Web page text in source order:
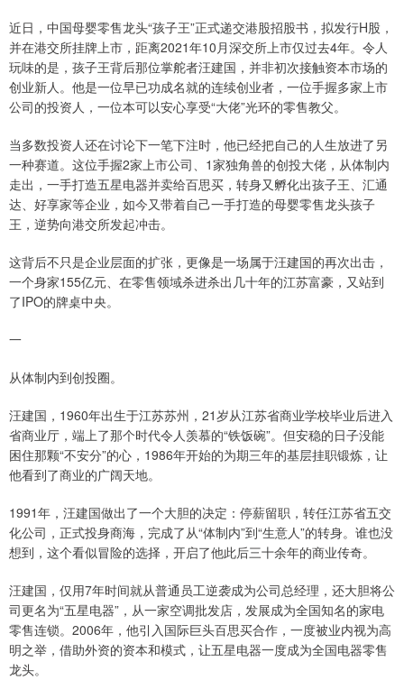
近日，中国母婴零售龙头“孩子王”正式递交港股招股书，拟发行H股，
并在港交所挂牌上市，距离2021年10月深交所上市仅过去4年。令人
玩味的是，孩子王背后那位掌舵者汪建国，并非初次接触资本市场的
创业新人。他是一位早已功成名就的连续创业者，一位手握多家上市
公司的投资人，一位本可以安心享受“大佬”光环的零售教父。
当多数投资人还在讨论下一笔下注时，他已经把自己的人生放进了另
一种赛道。这位手握2家上市公司、1家独角兽的创投大佬，从体制内
走出，一手打造五星电器并卖给百思买，转身又孵化出孩子王、汇通
达、好享家等企业，如今又带着自己一手打造的母婴零售龙头孩子
王，逆势向港交所发起冲击。
这背后不只是企业层面的扩张，更像是一场属于汪建国的再次出击，
一个身家155亿元、在零售领域杀进杀出几十年的江苏富豪，又站到
了IPO的牌桌中央。
一
从体制内到创投圈。
汪建国，1960年出生于江苏苏州，21岁从江苏省商业学校毕业后进入
省商业厅，端上了那个时代令人羡慕的“铁饭碗”。但安稳的日子没能
困住那颗“不安分”的心，1986年开始的为期三年的基层挂职锻炼，让
他看到了商业的广阔天地。
1991年，汪建国做出了一个大胆的决定：停薪留职，转任江苏省五交
化公司，正式投身商海，完成了从“体制内”到“生意人”的转身。谁也没
想到，这个看似冒险的选择，开启了他此后三十余年的商业传奇。
汪建国，仅用7年时间就从普通员工逆袭成为公司总经理，还大胆将公
司更名为“五星电器”，从一家空调批发店，发展成为全国知名的家电
零售连锁。2006年，他引入国际巨头百思买合作，一度被业内视为高
明之举，借助外资的资本和模式，让五星电器一度成为全国电器零售
龙头。